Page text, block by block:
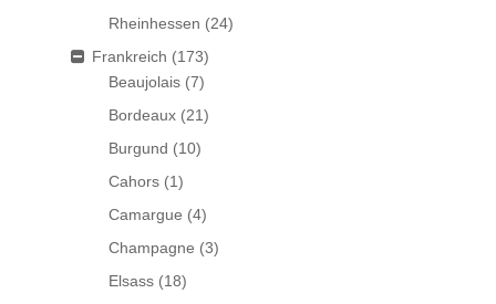
Rheinhessen (24)
Frankreich (173)
Beaujolais (7)
Bordeaux (21)
Burgund (10)
Cahors (1)
Camargue (4)
Champagne (3)
Elsass (18)